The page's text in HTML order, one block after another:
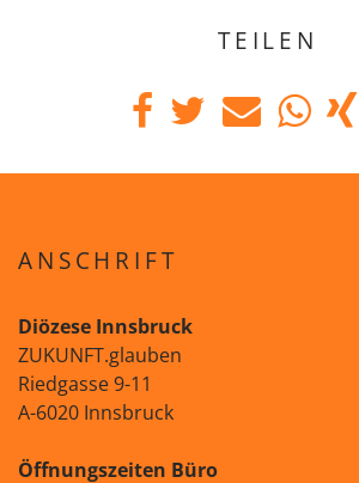
TEILEN
ANSCHRIFT
Diözese Innsbruck
ZUKUNFT.glauben
Riedgasse 9-11
A-6020 Innsbruck
Öffnungszeiten Büro